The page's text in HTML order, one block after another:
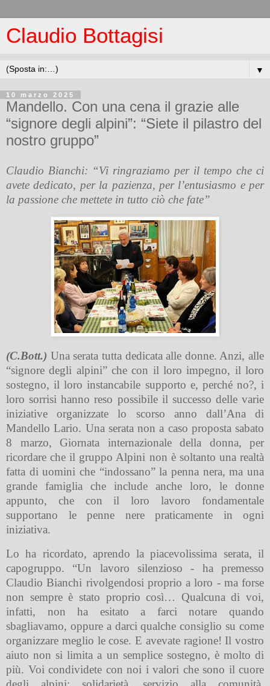
Claudio Bottagisi
▼
10 marzo 2025
Mandello. Con una cena il grazie alle
“signore degli alpini”: “Siete il pilastro del
nostro gruppo”
Claudio Bianchi: “Vi ringraziamo per il tempo che ci
avete dedicato, per la pazienza, per l’entusiasmo e per
la passione che mettete in tutto ciò che fate”
(C.Bott.) Una serata tutta dedicata alle donne. Anzi, alle
“signore degli alpini” che con il loro impegno, il loro
sostegno, il loro instancabile supporto e, perché no?, i
loro sorrisi hanno reso possibile il successo delle varie
iniziative organizzate lo scorso anno dall’Ana di
Mandello Lario. Una serata non a caso proposta sabato
8 marzo, Giornata internazionale della donna, per
ricordare che il gruppo Alpini non è soltanto una realtà
fatta di uomini che “indossano” la penna nera, ma una
grande famiglia che include anche loro, le donne
appunto, che con il loro lavoro fondamentale
supportano le penne nere praticamente in ogni
iniziativa.
Lo ha ricordato, aprendo la piacevolissima serata, il
capogruppo. “Un lavoro silenzioso - ha premesso
Claudio Bianchi rivolgendosi proprio a loro - ma forse
non sempre è stato proprio così… Qualcuna di voi,
infatti, non ha esitato a farci notare quando
sbagliavamo, oppure a darci qualche consiglio su come
organizzare meglio le cose. E avevate ragione! Il vostro
aiuto non si limita a un semplice sostegno, è molto di
più. Voi condividete con noi i valori che sono il cuore